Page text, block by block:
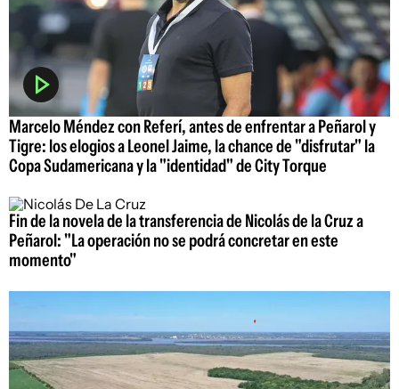
Marcelo Méndez con Referí, antes de enfrentar a Peñarol y
Tigre: los elogios a Leonel Jaime, la chance de "disfrutar" la
Copa Sudamericana y la "identidad" de City Torque
Fin de la novela de la transferencia de Nicolás de la Cruz a
Peñarol: "La operación no se podrá concretar en este
momento"